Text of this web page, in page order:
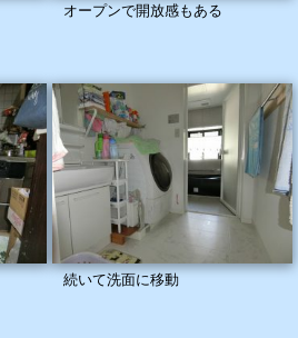
オープンで開放感もある
続いて洗面に移動